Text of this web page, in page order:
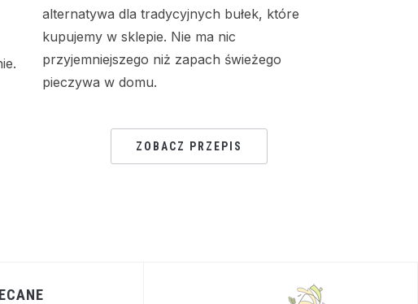
alternatywa dla tradycyjnych bułek, które
kupujemy w sklepie. Nie ma nic
przyjemniejszego niż zapach świeżego
pieczywa w domu.
ZOBACZ PRZEPIS